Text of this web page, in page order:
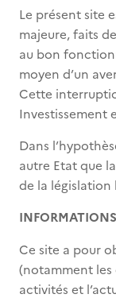
Le présent site
majeure, faits
au bon
moyen d’un
Cette
Investissement
Dans
autre Etat que
de la
Ce site a pour
(notamment les
activités et